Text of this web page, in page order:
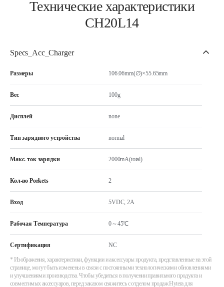
Технические характеристики
CH20L14
Specs_Acc_Charger
Размеры 106.06mm(∅)×55.65mm
Вес 100g
Дисплей none
Тип зарядного устройства normal
Макс. ток зарядки 2000mA(total)
Кол-во Porkets 2
Вход 5VDC, 2A
Рабочая Температура 0～45℃
Сертификация NC
* Изображения, характеристики, функции и аксессуары продукта, представленные на этой
странице, могут быть изменены в связи с постоянными технологическими обновлениями
и улучшениями производства. Чтобы убедиться в получении правильного продукта и
совместимых аксессуаров, перед заказом свяжитесь с отделом продаж Hytera для